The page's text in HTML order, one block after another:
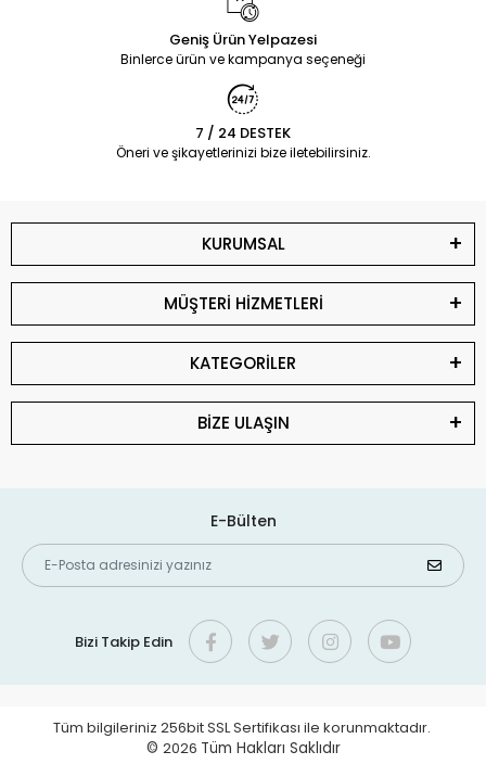
Geniş Ürün Yelpazesi
Binlerce ürün ve kampanya seçeneği
7 / 24 DESTEK
Öneri ve şikayetlerinizi bize iletebilirsiniz.
KURUMSAL
MÜŞTERİ HİZMETLERİ
KATEGORİLER
BİZE ULAŞIN
E-Bülten
Bizi Takip Edin
Tüm bilgileriniz 256bit SSL Sertifikası ile korunmaktadır.
© 2026 Tüm Hakları Saklıdır